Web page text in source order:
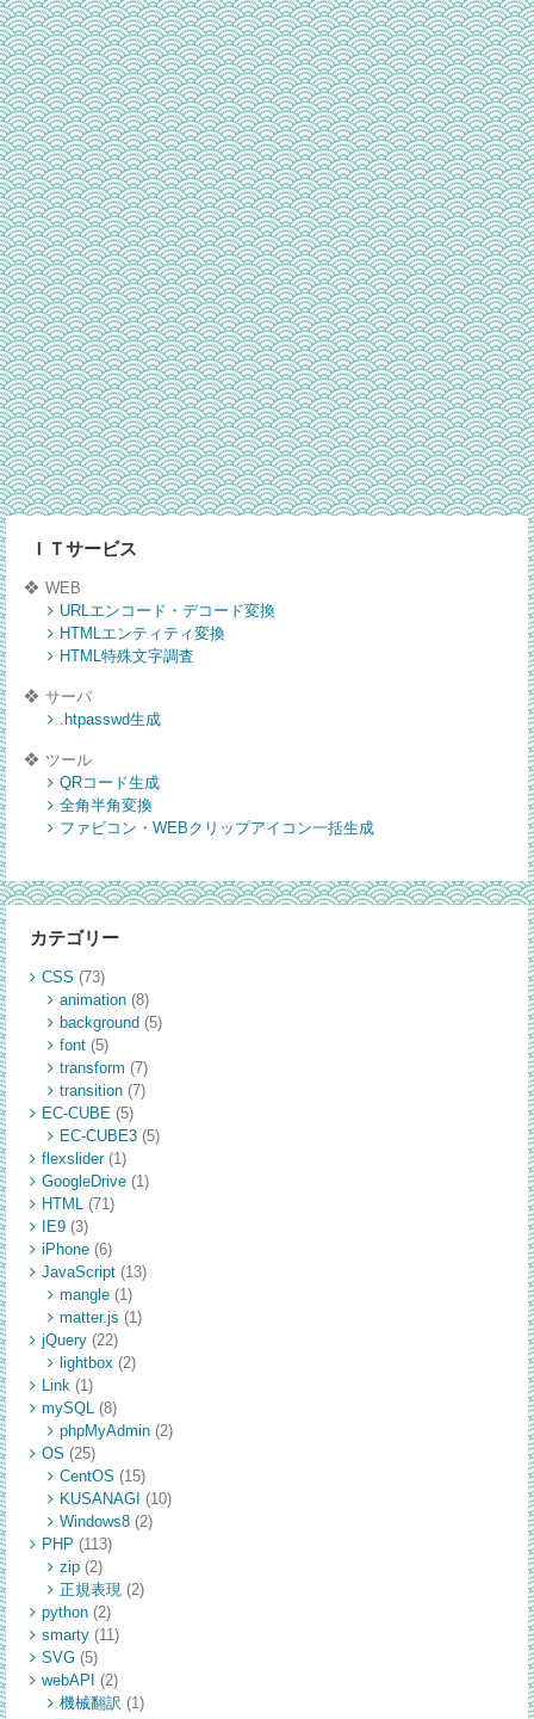
ＩＴサービス
WEB
URLエンコード・デコード変換
HTMLエンティティ変換
HTML特殊文字調査
サーバ
.htpasswd生成
ツール
QRコード生成
全角半角変換
ファビコン・WEBクリップアイコン一括生成
カテゴリー
CSS (73)
animation(8)
background (5)
font(5)
transform (7)
transition(7)
EC-CUBE(5)
EC-CUBE3(5)
flexslider(1)
GoogleDrive(1)
HTML(71)
IE9(3)
iPhone(6)
JavaScript(13)
mangle(1)
matter.js (1)
jQuery(22)
lightbox (2)
Link(1)
mySQL(8)
phpMyAdmin(2)
OS (25)
CentOS (15)
KUSANAGI (10)
Windows8(2)
PHP (113)
zip(2)
正規表現(2)
python(2)
smarty(11)
SVG(5)
webAPI
(2)
機械翻訳 (1)